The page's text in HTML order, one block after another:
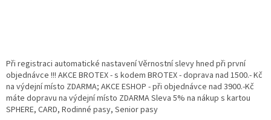
Při registraci automatické nastavení Věrnostní slevy hned při první
objednávce !!! AKCE BROTEX - s kodem BROTEX - doprava nad 1500.- Kč
na výdejní místo ZDARMA; AKCE ESHOP - při objednávce nad 3900.-Kč
máte dopravu na výdejní místo ZDARMA Sleva 5% na nákup s kartou
SPHERE, CARD, Rodinné pasy, Senior pasy